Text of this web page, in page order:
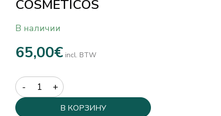
COSMETICOS
В наличии
65,00€ incl. BTW
Quantity
В КОРЗИНУ